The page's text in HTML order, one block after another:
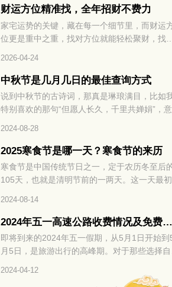
的命理奥秘。
财运方位精准找，全年招财不费力
家宅运势的关键，藏在每一个细节里，而财运
位更是重中之重，找对方位就能轻松聚财，找
心关键，财运方位。掌握对的方法，不用刻意
力，就能让财富主动靠近，财运方位精准找，
年招财不费力，接下来就为大家详细拆解如何
速找准财运方位，解锁全年招财密码。
2026-04-24
中秋节是几月几日的最佳查询方式
说到中秋节的古诗词，那真是琳琅满目，比如
特别喜欢的那句“但愿人长久，千里共婵娟”，
八月十五。那你知道阳历中2024年中秋节是几
几日吗？
2024-08-28
2025寒食节是哪一天？寒食节的来历
寒食节是中国传统节日之一，定于农历冬至后
105天，也就是清明节前的一两天。这一天最
承了两千多年，曾被誉为中国民间最大的祭日
那么，2025寒食节是哪一天呢？让我们一起来
看吧。
2024-08-14
2024年五一高速公路收费情况及免费时间
即将到来的2024年五一假期，从5月1日开始到
月5日，是旅游出行的高峰期。对于那些选择
够免通行费。通常情况下，五一高速公路会有
2024-04-12